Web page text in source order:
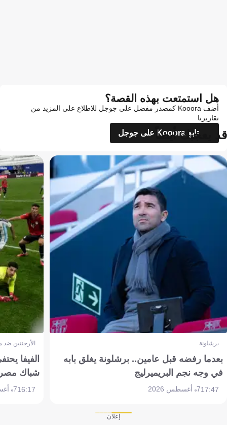
هل استمتعت بهذه القصة؟
أضف Kooora كمصدر مفضل على جوجل للاطلاع على المزيد من
تقاريرنا
تابع Kooora على جوجل
قد يعجبك أيضاً
برشلونة
بعدما رفضه قبل عامين.. برشلونة يغلق بابه
في وجه نجم البريميرليج
17:477 أغسطس 2026
الأرجنتين
الفيفا
شباك
16:177 أغسطس 2026
إعلان